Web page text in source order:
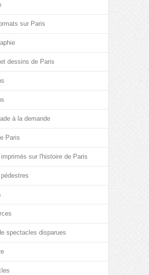
sur Paris
dessins de Paris
à la demande
Paris
sur l'histoire de Paris
spectacles disparues